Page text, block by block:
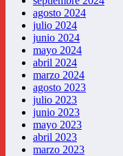
agosto 2024
julio 2024
junio 2024
mayo 2024
abril 2024
marzo 2024
agosto 2023
julio 2023
junio 2023
mayo 2023
abril 2023
marzo 2023